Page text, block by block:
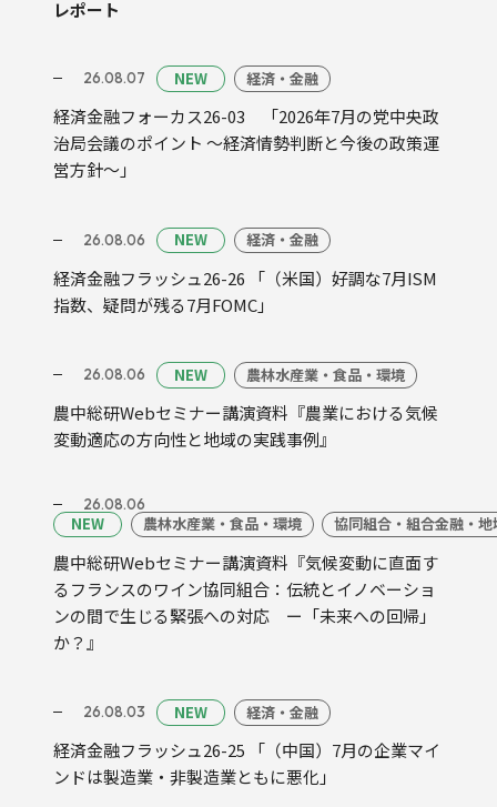
レポート
26.08.07 NEW 経済・金融
経済金融フォーカス26-03 「2026年7月の党中央政
治局会議のポイント ～経済情勢判断と今後の政策運
営方針～」
26.08.06 NEW 経済・金融
経済金融フラッシュ26-26 「（米国）好調な7月ISM
指数、疑問が残る7月FOMC」
26.08.06 NEW 農林水産業・食品・環境
農中総研Webセミナー講演資料『農業における気候
変動適応の方向性と地域の実践事例』
26.08.06
NEW 農林水産業・食品・環境 協同組合・組合金融・地
農中総研Webセミナー講演資料『気候変動に直面す
るフランスのワイン協同組合：伝統とイノベーショ
ンの間で生じる緊張への対応 ー「未来への回帰」
か？』
26.08.03 NEW 経済・金融
経済金融フラッシュ26-25 「（中国）7月の企業マイ
ンドは製造業・非製造業ともに悪化」